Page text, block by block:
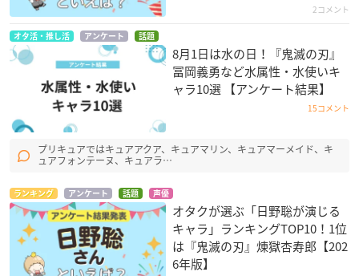
2コメント
オタ活・推し活 アンケート 話題
8月1日は水の日！『鬼滅の刃』
冨岡義勇など水属性・水使いキ
ャラ10選 【アンケート結果】
15コメント
プリキュアではキュアアクア、キュアマリン、キュアマーメイド、キ
ュアフォンテーヌ、キュアラ…
ランキング アンケート 話題 声優
オタクが選ぶ「日野聡が演じる
キャラ」ランキングTOP10！1位
は『鬼滅の刃』煉󠄁獄杏寿郎【202
6年版】